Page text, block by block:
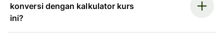
konversi dengan kalkulator kurs
ini?